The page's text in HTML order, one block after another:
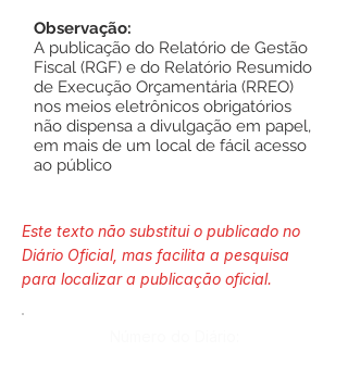
Observação:
A publicação do Relatório de Gestão
Fiscal (RGF) e do Relatório Resumido
de Execução Orçamentária (RREO)
nos meios eletrônicos obrigatórios
não dispensa a divulgação em papel,
em mais de um local de fácil acesso
ao público
Este texto não substitui o publicado no
Diário Oficial, mas facilita a pesquisa
para localizar a publicação oficial.